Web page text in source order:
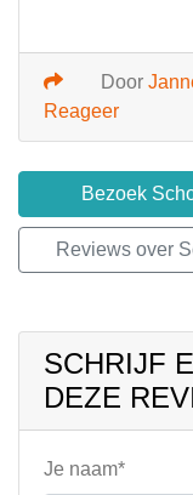
Door
Reageer
Bezoek
Reviews over
SCHRIJF
DEZE
Je naam*